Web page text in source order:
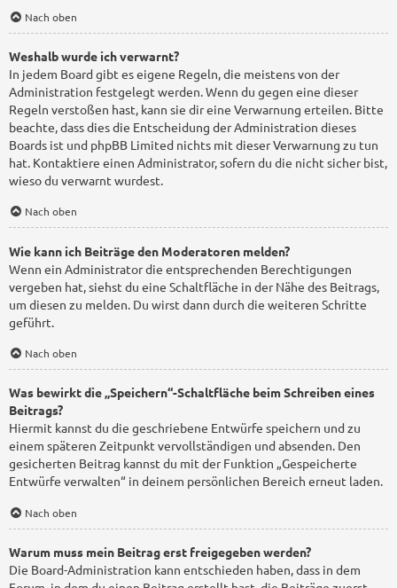
Nach oben
Weshalb wurde ich verwarnt?
In jedem Board gibt es eigene Regeln, die meistens von der
Administration festgelegt werden. Wenn du gegen eine dieser
Regeln verstoßen hast, kann sie dir eine Verwarnung erteilen. Bitte
beachte, dass dies die Entscheidung der Administration dieses
Boards ist und phpBB Limited nichts mit dieser Verwarnung zu tun
hat. Kontaktiere einen Administrator, sofern du die nicht sicher bist,
wieso du verwarnt wurdest.
Nach oben
Wie kann ich Beiträge den Moderatoren melden?
Wenn ein Administrator die entsprechenden Berechtigungen
vergeben hat, siehst du eine Schaltfläche in der Nähe des Beitrags,
um diesen zu melden. Du wirst dann durch die weiteren Schritte
geführt.
Nach oben
Was bewirkt die „Speichern“-Schaltfläche beim Schreiben eines
Beitrags?
Hiermit kannst du die geschriebene Entwürfe speichern und zu
einem späteren Zeitpunkt vervollständigen und absenden. Den
gesicherten Beitrag kannst du mit der Funktion „Gespeicherte
Entwürfe verwalten“ in deinem persönlichen Bereich erneut laden.
Nach oben
Warum muss mein Beitrag erst freigegeben werden?
Die Board-Administration kann entschieden haben, dass in dem